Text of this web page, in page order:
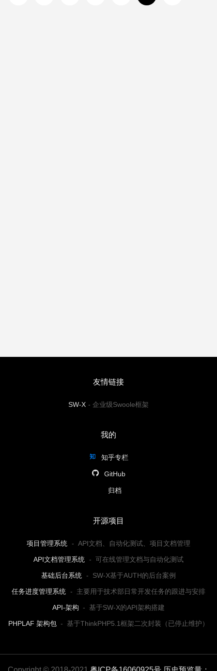
友情链接
SW-X - 企业级Swoole框架
我的
知乎专栏
GitHub
归档
开源项目
项目管理系统 - API文档、自动化测试、项目文档管理
API文档管理系统 - 可在线管理文档与自动化测试
基础后台系统 - SW-X基于AUTH的后台案例
任务进度管理系统 - 主要用于技术部日常开发任务的跟进与安排
API-架构 - 基于SW-X的API架构搭建
PHPLAF 架构包 - 基于ThinkPHP5.1框架二次封装（已停止维护）